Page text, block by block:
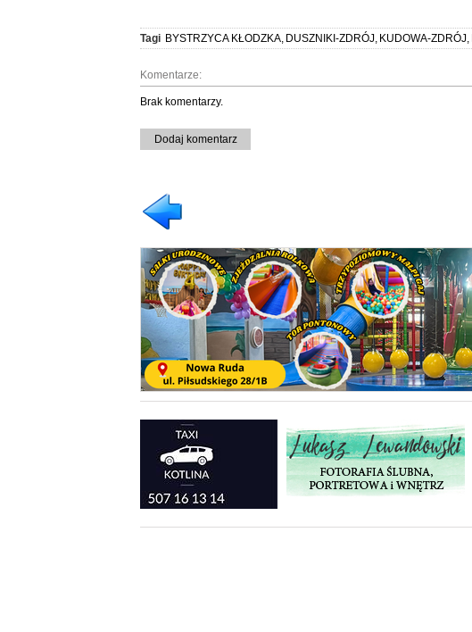
Tagi BYSTRZYCA KŁODZKA, DUSZNIKI-ZDRÓJ, KUDOWA-ZDRÓJ,
Komentarze:
Brak komentarzy.
Dodaj komentarz